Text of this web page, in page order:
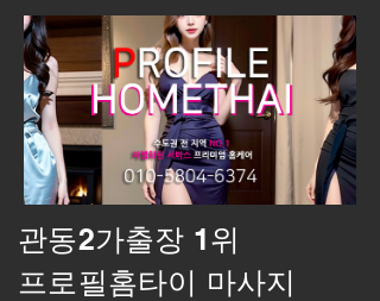
관동2가출장 1위
프로필홈타이 마사지